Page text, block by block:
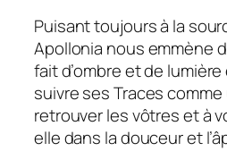
Puisant toujours à la
Apollonia nous emmène
fait d’ombre et de
suivre ses Traces comme
retrouver les vôtres et à
elle dans la douceur et